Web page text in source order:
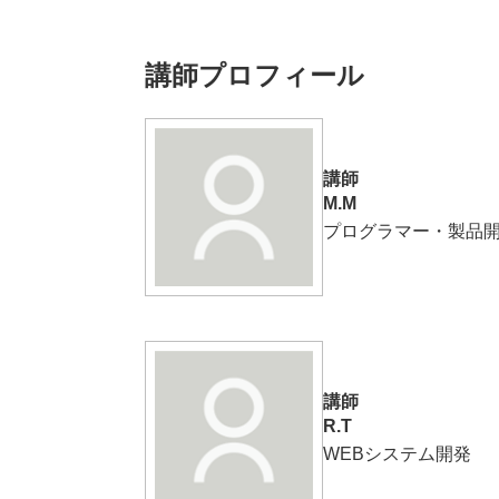
講師プロフィール
講師
M.M
プログラマー・製品
講師
R.T
WEBシステム開発